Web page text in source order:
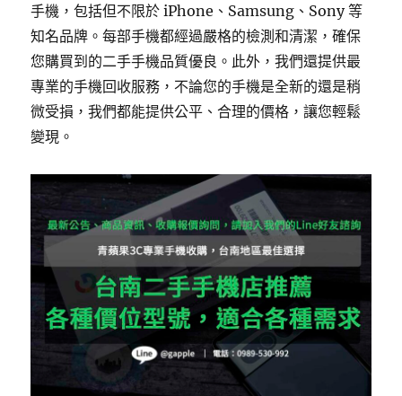
手機，包括但不限於 iPhone、Samsung、Sony 等
知名品牌。每部手機都經過嚴格的檢測和清潔，確保
您購買到的二手手機品質優良。此外，我們還提供最
專業的手機回收服務，不論您的手機是全新的還是稍
微受損，我們都能提供公平、合理的價格，讓您輕鬆
變現。